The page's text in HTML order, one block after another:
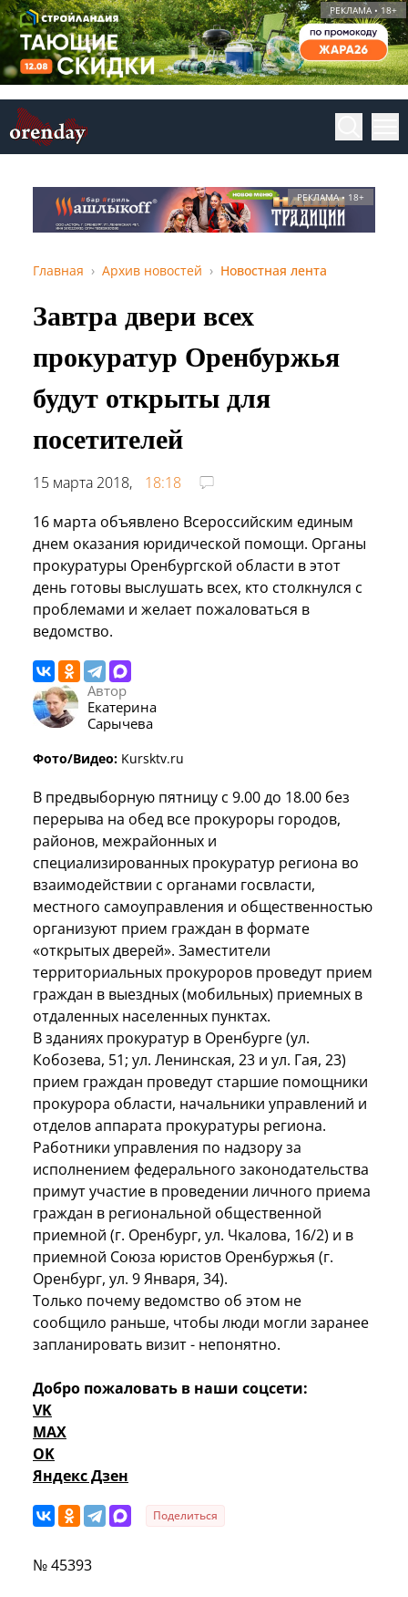
РЕКЛАМА • 18+
РЕКЛАМА • 18+
Главная Архив новостей Новостная лента
Завтра двери всех
прокуратур Оренбуржья
будут открыты для
посетителей
15 марта 2018,
18:18
16 марта объявлено Всероссийским единым
днем оказания юридической помощи. Органы
прокуратуры Оренбургской области в этот
день готовы выслушать всех, кто столкнулся с
проблемами и желает пожаловаться в
ведомство.
Автор
Екатерина
Сарычева
Фото/Видео: Kursktv.ru
В предвыборную пятницу с 9.00 до 18.00 без
перерыва на обед все прокуроры городов,
районов, межрайонных и
специализированных прокуратур региона во
взаимодействии с органами госвласти,
местного самоуправления и общественностью
организуют прием граждан в формате
«открытых дверей». Заместители
территориальных прокуроров проведут прием
граждан в выездных (мобильных) приемных в
отдаленных населенных пунктах.
В зданиях прокуратур в Оренбурге (ул.
Кобозева, 51; ул. Ленинская, 23 и ул. Гая, 23)
прием граждан проведут старшие помощники
прокурора области, начальники управлений и
отделов аппарата прокуратуры региона.
Работники управления по надзору за
исполнением федерального законодательства
примут участие в проведении личного приема
граждан в региональной общественной
приемной (г. Оренбург, ул. Чкалова, 16/2) и в
приемной Союза юристов Оренбуржья (г.
Оренбург, ул. 9 Января, 34).
Только почему ведомство об этом не
сообщило раньше, чтобы люди могли заранее
запланировать визит - непонятно.
Добро пожаловать в наши соцсети:
VK
MAX
OK
Яндекс Дзен
Поделиться
№ 45393